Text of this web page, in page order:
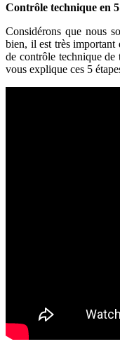
Contrôle technique en 5
Considérons que nous
bien, il est très important
de contrôle technique
vous explique ces 5